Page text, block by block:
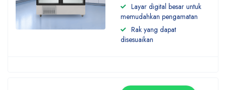
Layar digital besar untuk
memudahkan pengamatan
Rak yang dapat
disesuaikan